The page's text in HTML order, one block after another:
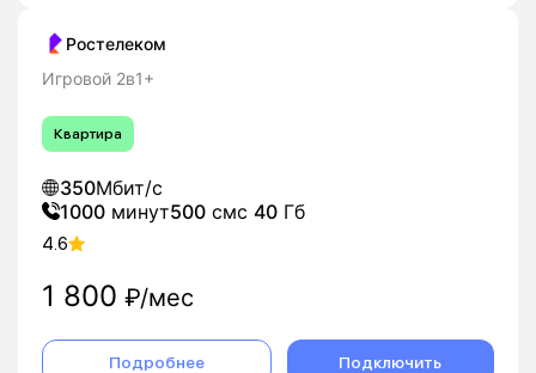
Ростелеком
Игровой 2в1+
Квартира
350Мбит/с
1000 минут500 смс 40 Гб
4.6
1 800 ₽/мес
Подробнее Подключить